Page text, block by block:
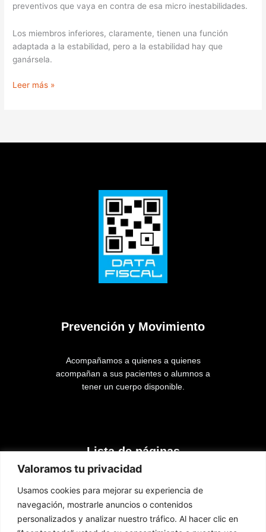
Valoramos tu privacidad
Usamos cookies para mejorar su experiencia de
navegación, mostrarle anuncios o contenidos
personalizados y analizar nuestro tráfico. Al hacer clic en
preventivos que vaya en contra de esa micro inestabilidades.
Los miembros inferiores, claramente, tienen una función
adaptada a la estabilidad, pero a la estabilidad hay que
ganársela.
Leer más »
Prevención y Movimiento
Acompañamos a quienes a quienes
acompañan a sus pacientes o alumnos a
tener un cuerpo disponible.
Lista de páginas